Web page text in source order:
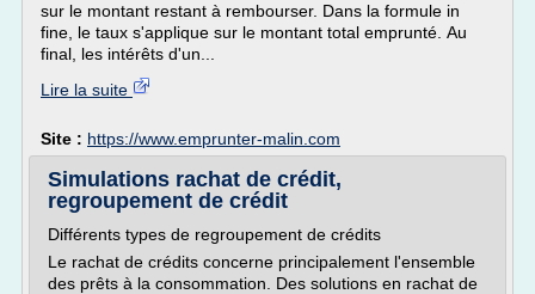
sur le montant restant à rembourser. Dans la formule in
fine, le taux s'applique sur le montant total emprunté. Au
final, les intérêts d'un...
Lire la suite
Site : https://www.emprunter-malin.com
Simulations rachat de crédit,
regroupement de crédit
Différents types de regroupement de crédits
Le rachat de crédits concerne principalement l'ensemble
des prêts à la consommation. Des solutions en rachat de